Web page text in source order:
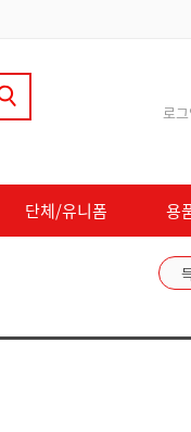
로
단체/유니폼 용